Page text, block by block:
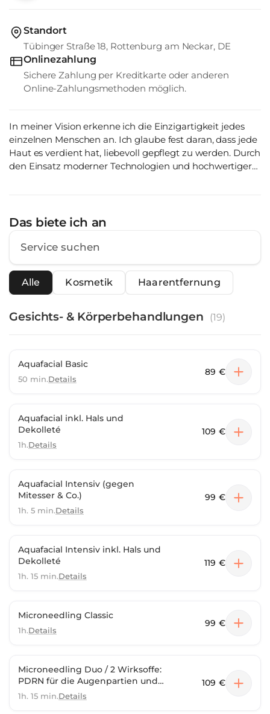
Standort
Tübinger Straße 18, Rottenburg am Neckar, DE
Onlinezahlung
Sichere Zahlung per Kreditkarte oder anderen
Online-Zahlungsmethoden möglich.
In meiner Vision erkenne ich die Einzigartigkeit jedes
einzelnen Menschen an. Ich glaube fest daran, dass jede
Haut es verdient hat, liebevoll gepflegt zu werden. Durch
den Einsatz moderner Technologien und hochwertiger
einen Termin. Ich mache Sie schön.
Das biete ich an
Alle Kosmetik Haarentfernung
Gesichts- & Körperbehandlungen (19)
Aquafacial Basic
50 min.Details
89 €
Aquafacial inkl. Hals und
Dekolleté
1h.Details
109 €
Aquafacial Intensiv (gegen
Mitesser & Co.)
1h. 5 min.Details
99 €
Aquafacial Intensiv inkl. Hals und
Dekolleté
1h. 15 min.Details
119 €
Microneedling Classic
1h.Details
99 €
Microneedling Duo / 2 Wirksoffe:
PDRN für die Augenpartien und
einer Wirkstoff passend zu Ihrem
1h. 15 min.Details
109 €